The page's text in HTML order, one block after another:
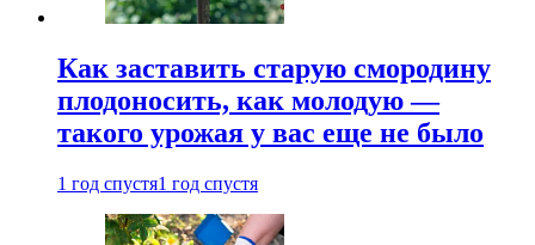
Как заставить старую смородину
плодоносить, как молодую —
такого урожая у вас еще не было
1 год спустя1 год спустя